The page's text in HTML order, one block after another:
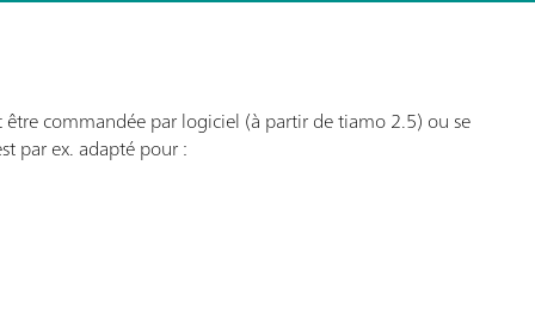
commandée par logiciel (à partir de tiamo 2.5) ou se
par ex. adapté pour :